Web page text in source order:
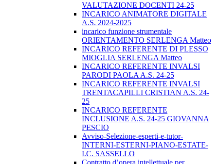
VALUTAZIONE DOCENTI 24-25
INCARICO ANIMATORE DIGITALE
A.S. 2024-2025
incarico funzione strumentale
ORIENTAMENTO SERLENGA Matteo
INCARICO REFERENTE DI PLESSO
MIOGLIA SERLENGA Matteo
INCARICO REFERENTE INVALSI
PARODI PAOLA A.S. 24-25
INCARICO REFERENTE INVALSI
TRENTACAPILLI CRISTIAN A.S. 24-
25
INCARICO REFERENTE
INCLUSIONE A.S. 24-25 GIOVANNA
PESCIO
Avviso-Selezione-esperti-e-tutor-
INTERNI-ESTERNI-PIANO-ESTATE-
I.C. SASSELLO